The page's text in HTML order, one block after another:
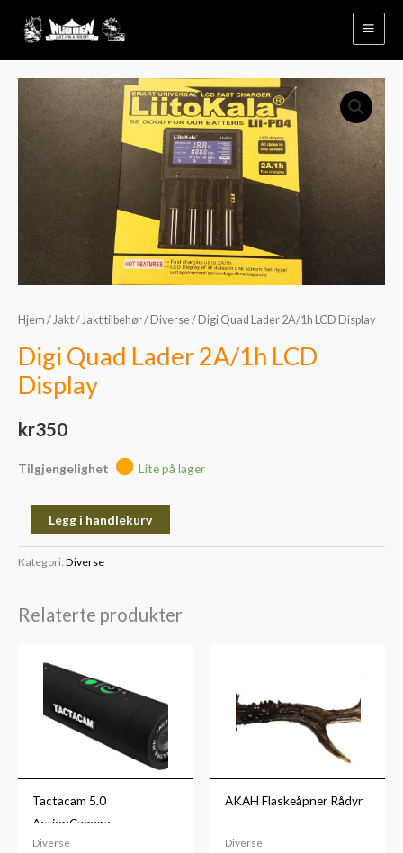
innholdet
Hjem /Jakt/Jakt tilbehør/ Diverse/ Digi Quad Lader 2A/1h LCD Display
Digi Quad Lader 2A/1h LCD
Display
kr350
Tilgjengelighet Lite på lager
Lader
Legg i handlekurv
Kategori: Diverse
Relaterte produkter
Tactacam 5.0
ActionCamera
Diverse
AKAH Flaskeåpner Rådyr
Diverse